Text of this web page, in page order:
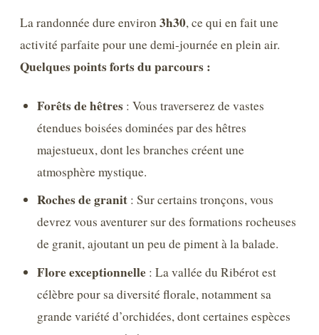
La randonnée dure environ 3h30, ce qui en fait une
activité parfaite pour une demi-journée en plein air.
Quelques points forts du parcours :
Forêts de hêtres : Vous traverserez de vastes
étendues boisées dominées par des hêtres
majestueux, dont les branches créent une
atmosphère mystique.
Roches de granit : Sur certains tronçons, vous
devrez vous aventurer sur des formations rocheuses
de granit, ajoutant un peu de piment à la balade.
Flore exceptionnelle : La vallée du Ribérot est
célèbre pour sa diversité florale, notamment sa
grande variété d’orchidées, dont certaines espèces